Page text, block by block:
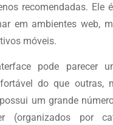
recomendadas. Ele
em ambientes web,
móveis.
pode parecer
do que outras,
um grande
(organizados por